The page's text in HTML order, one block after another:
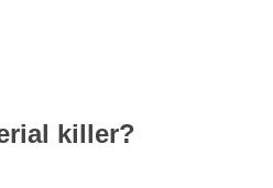
killer?